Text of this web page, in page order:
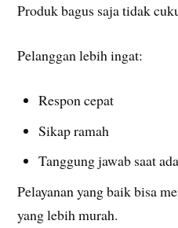
Produk bagus saja tidak
Pelanggan lebih ingat:
Respon cepat
Sikap ramah
Tanggung jawab saat
Pelayanan yang baik bisa
yang lebih murah.